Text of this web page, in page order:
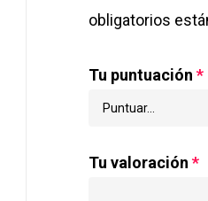
obligatorios
Tu puntuación *
Tu valoración *